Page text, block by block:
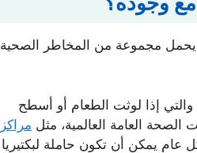
يحمل مجموعة من المخاطر الصحية
والتي إذا لوثت الطعام أو أسطح
العامة العالمية، مثل مراكز
عام يمكن أن تكون حاملة لبكتيريا